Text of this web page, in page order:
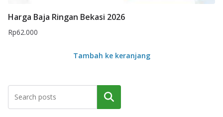
Harga Baja Ringan Bekasi 2026
Rp62.000
Tambah ke keranjang
Cari